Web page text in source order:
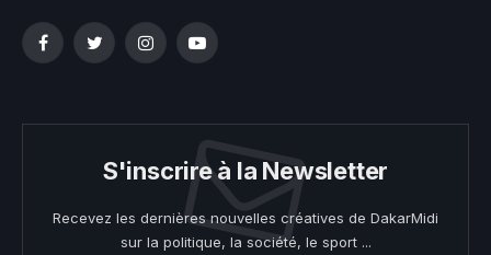
FacebookTwitterInstagramYouTube
S'inscrire à la Newsletter
Recevez les dernières nouvelles créatives de DakarMidi
sur la politique, la société, le sport ...